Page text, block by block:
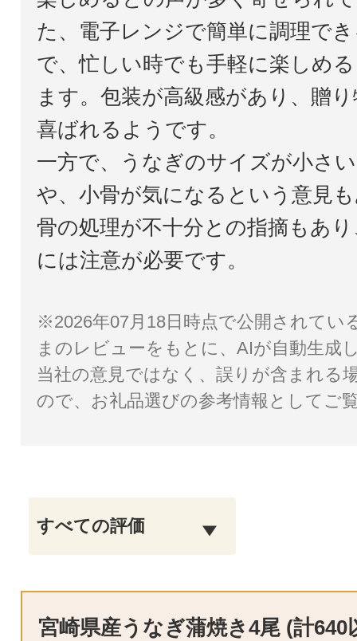
た、電子レンジで簡単に調理で
で、忙しい時でも手軽に楽しめ
ます。包装が高級感があり、贈
喜ばれるようです。
一方で、うなぎのサイズが小さ
や、小骨が気になるという意見
骨の処理が不十分との指摘もあ
には注意が必要です。
※2026年07月18日時点で公開されてい
まのレビューをもとに、AIが自動生成
当社の意見ではなく、誤りが含まれる
ので、お礼品選びの参考情報としてご
宮崎県産うなぎ蒲焼き4尾 (計